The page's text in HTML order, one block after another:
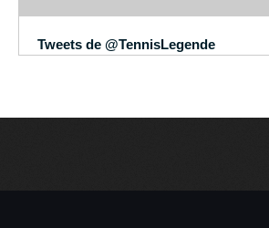
Tweets de @TennisLegende